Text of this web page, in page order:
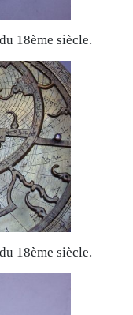
18ème siècle.
18ème siècle.